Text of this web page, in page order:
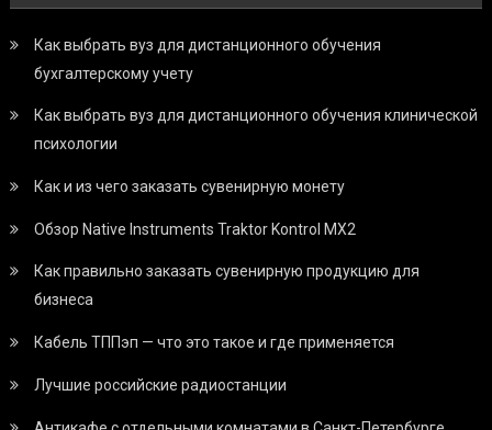
Как выбрать вуз для дистанционного обучения
бухгалтерскому учету
Как выбрать вуз для дистанционного обучения клинической
психологии
Как и из чего заказать сувенирную монету
Обзор Native Instruments Traktor Kontrol MX2
Как правильно заказать сувенирную продукцию для
бизнеса
Кабель ТППэп — что это такое и где применяется
Лучшие российские радиостанции